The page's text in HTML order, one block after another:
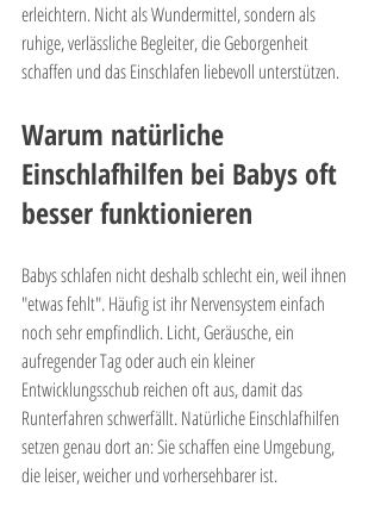
erleichtern. Nicht als Wundermittel, sondern als
ruhige, verlässliche Begleiter, die Geborgenheit
schaffen und das Einschlafen liebevoll unterstützen.
Warum natürliche
Einschlafhilfen bei Babys oft
besser funktionieren
Babys schlafen nicht deshalb schlecht ein, weil ihnen
"etwas fehlt". Häufig ist ihr Nervensystem einfach
noch sehr empfindlich. Licht, Geräusche, ein
aufregender Tag oder auch ein kleiner
Entwicklungsschub reichen oft aus, damit das
Runterfahren schwerfällt. Natürliche Einschlafhilfen
setzen genau dort an: Sie schaffen eine Umgebung,
die leiser, weicher und vorhersehbarer ist.